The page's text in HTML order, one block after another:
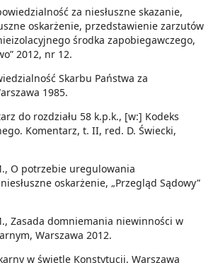
za niesłuszne skazanie,
oskarżenie, przedstawienie zarzutów
środka zapobiegawczego,
2012, nr 12.
Skarbu Państwa za
1985.
do rozdziału 58 k.p.k., [w:] Kodeks
Komentarz, t. II, red. D. Świecki,
O potrzebie uregulowania
oskarżenie, „Przegląd Sądowy”
Zasada domniemania niewinności w
Warszawa 2012.
w świetle Konstytucji, Warszawa